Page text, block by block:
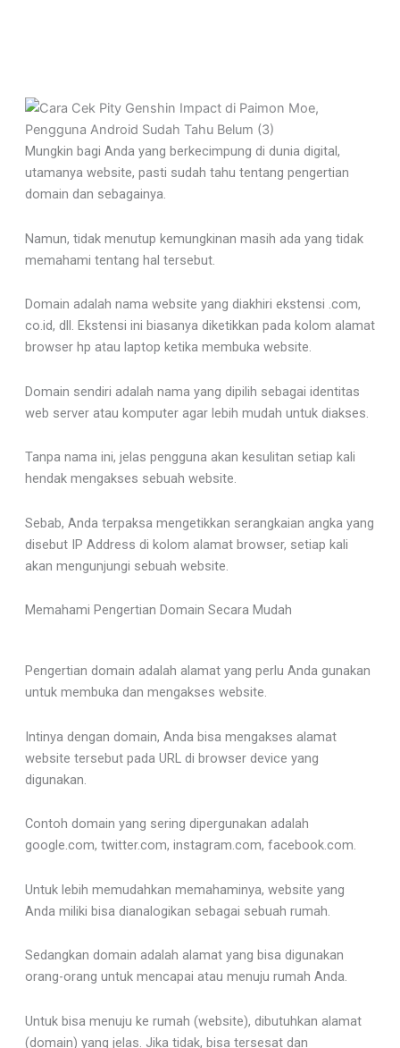
Mungkin bagi Anda yang berkecimpung di dunia digital,
utamanya website, pasti sudah tahu tentang pengertian
domain dan sebagainya.
Namun, tidak menutup kemungkinan masih ada yang tidak
memahami tentang hal tersebut.
Domain adalah nama website yang diakhiri ekstensi .com,
co.id, dll. Ekstensi ini biasanya diketikkan pada kolom alamat
browser hp atau laptop ketika membuka website.
Domain sendiri adalah nama yang dipilih sebagai identitas
web server atau komputer agar lebih mudah untuk diakses.
Tanpa nama ini, jelas pengguna akan kesulitan setiap kali
hendak mengakses sebuah website.
Sebab, Anda terpaksa mengetikkan serangkaian angka yang
disebut IP Address di kolom alamat browser, setiap kali
akan mengunjungi sebuah website.
Memahami Pengertian Domain Secara Mudah
Pengertian domain adalah alamat yang perlu Anda gunakan
untuk membuka dan mengakses website.
Intinya dengan domain, Anda bisa mengakses alamat
website tersebut pada URL di browser device yang
digunakan.
Contoh domain yang sering dipergunakan adalah
google.com, twitter.com, instagram.com, facebook.com.
Untuk lebih memudahkan memahaminya, website yang
Anda miliki bisa dianalogikan sebagai sebuah rumah.
Sedangkan domain adalah alamat yang bisa digunakan
orang-orang untuk mencapai atau menuju rumah Anda.
Untuk bisa menuju ke rumah (website), dibutuhkan alamat
(domain) yang jelas. Jika tidak, bisa tersesat dan